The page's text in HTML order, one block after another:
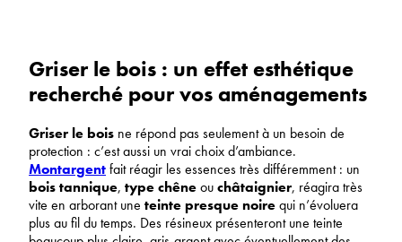
Griser le bois : un effet esthétique
recherché pour vos aménagements
Griser le bois ne répond pas seulement à un besoin de
protection : c’est aussi un vrai choix d’ambiance.
Montargentfait réagir les essences très différemment : un
bois tannique, type chêneouchâtaignier, réagira très
vite en arborant une teinte presque noirequi n’évoluera
plus au fil du temps. Des résineux présenteront une teinte